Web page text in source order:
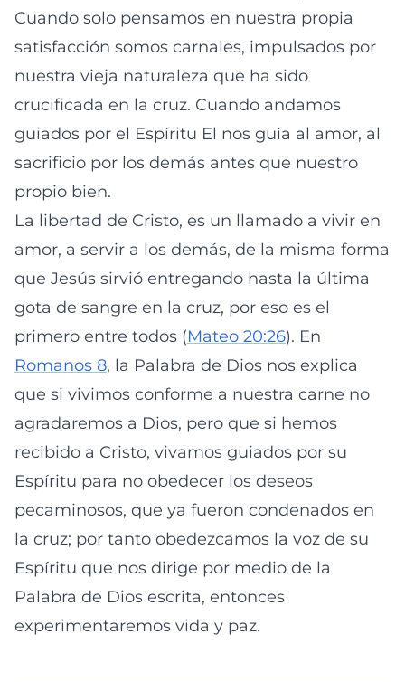
Cuando solo pensamos en nuestra propia
satisfacción somos carnales, impulsados por
nuestra vieja naturaleza que ha sido
crucificada en la cruz. Cuando andamos
guiados por el Espíritu El nos guía al amor, al
sacrificio por los demás antes que nuestro
propio bien.
La libertad de Cristo, es un llamado a vivir en
amor, a servir a los demás, de la misma forma
que Jesús sirvió entregando hasta la última
gota de sangre en la cruz, por eso es el
primero entre todos (Mateo 20:26). En
Romanos 8, la Palabra de Dios nos explica
que si vivimos conforme a nuestra carne no
agradaremos a Dios, pero que si hemos
recibido a Cristo, vivamos guiados por su
Espíritu para no obedecer los deseos
pecaminosos, que ya fueron condenados en
la cruz; por tanto obedezcamos la voz de su
Espíritu que nos dirige por medio de la
Palabra de Dios escrita, entonces
experimentaremos vida y paz.